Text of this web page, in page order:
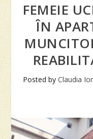
FEMEIE
ÎN
Posted by Claudia